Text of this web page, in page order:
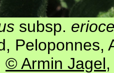
subsp.
Peloponnes,
© Armin Jagel